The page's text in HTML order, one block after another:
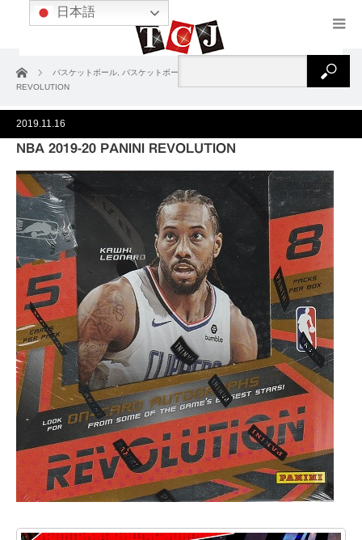
ホーム バスケットボール バスケットボール2019-20
NBA 2019-20 PANINI
REVOLUTION
2019.11.16
NBA 2019-20 PANINI REVOLUTION
日本語